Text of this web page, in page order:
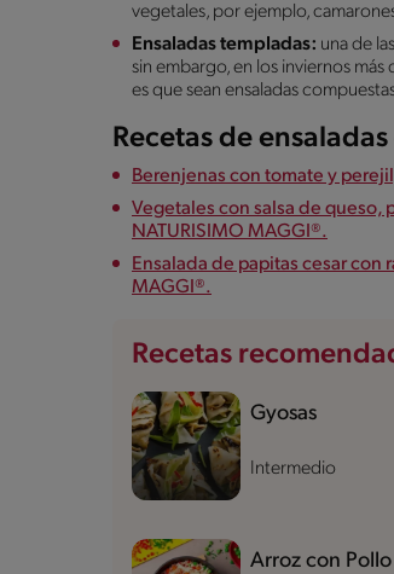
vegetales, por ejemplo,
Ensaladas templadas: una de
sin embargo, en los inviernos más
es que sean ensaladas
Recetas de
Berenjenas con tomate y
Vegetales con salsa de queso,
NATURISIMO MAGGI®.
Ensalada de papitas cesar con
MAGGI®.
Recetas
Intermedio
Gyosas
Arroz con Pollo